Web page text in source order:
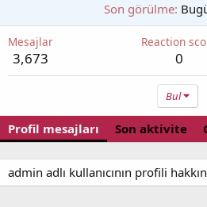
Son görülme
Mesajlar
3,673
Reaction
0
Bul
Profil mesajları Son aktivite
admin adlı kullanıcının profili